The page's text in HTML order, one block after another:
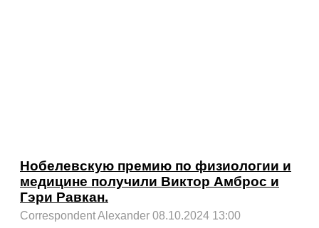
Нобелевскую премию по физиологии и
медицине получили Виктор Амброс и
Гэри Равкан.
Correspondent Alexander 08.10.2024 13:00